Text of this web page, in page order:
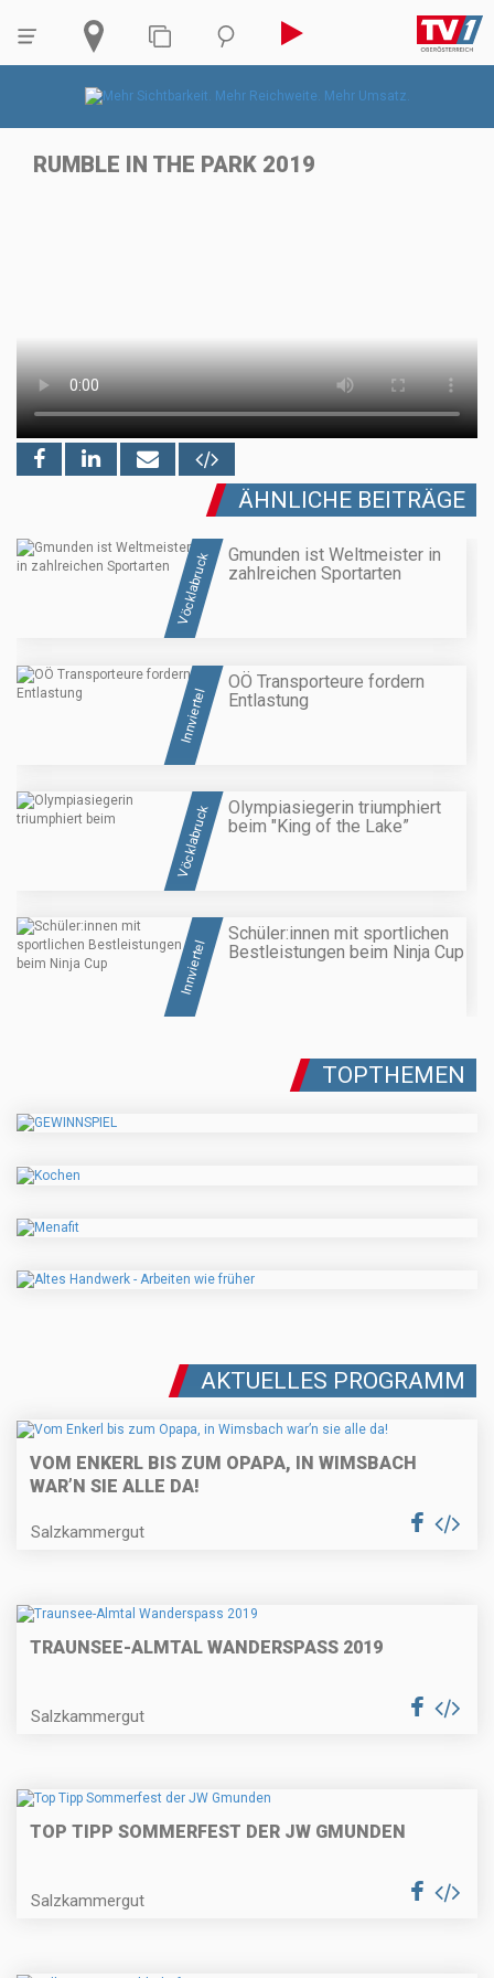
RUMBLE IN THE PARK 2019
ÄHNLICHE BEITRÄGE
Vöcklabruck
Gmunden ist Weltmeister in
zahlreichen Sportarten
Innviertel
OÖ Transporteure fordern
Entlastung
Vöcklabruck
Olympiasiegerin triumphiert
beim "King of the Lake”
Innviertel
Schüler:innen mit sportlichen
Bestleistungen beim Ninja Cup
TOPTHEMEN
AKTUELLES PROGRAMM
VOM ENKERL BIS ZUM OPAPA, IN WIMSBACH
WAR’N SIE ALLE DA!
Salzkammergut
TRAUNSEE-ALMTAL WANDERSPASS 2019
Salzkammergut
TOP TIPP SOMMERFEST DER JW GMUNDEN
Salzkammergut